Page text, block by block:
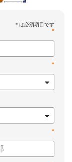
さい。
*
*
*